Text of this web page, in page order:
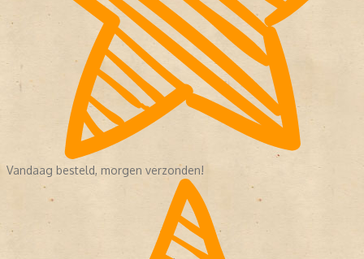
Vandaag besteld, morgen verzonden!